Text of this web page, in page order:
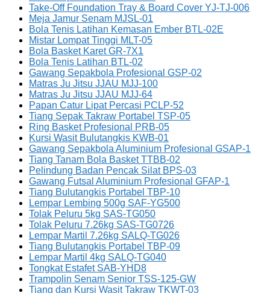
Take-Off Foundation Tray & Board Cover YJ-TJ-006
Meja Jamur Senam MJSL-01
Bola Tenis Latihan Kemasan Ember BTL-02E
Mistar Lompat Tinggi MLT-05
Bola Basket Karet GR-7X1
Bola Tenis Latihan BTL-02
Gawang Sepakbola Profesional GSP-02
Matras Ju Jitsu JJAU MJJ-100
Matras Ju Jitsu JJAU MJJ-64
Papan Catur Lipat Percasi PCLP-52
Tiang Sepak Takraw Portabel TSP-05
Ring Basket Profesional PRB-05
Kursi Wasit Bulutangkis KWB-01
Gawang Sepakbola Aluminium Profesional GSAP-1
Tiang Tanam Bola Basket TTBB-02
Pelindung Badan Pencak Silat BPS-03
Gawang Futsal Aluminium Profesional GFAP-1
Tiang Bulutangkis Portabel TBP-10
Lempar Lembing 500g SAF-YG500
Tolak Peluru 5kg SAS-TG050
Tolak Peluru 7.26kg SAS-TG0726
Lempar Martil 7.26kg SALQ-TG026
Tiang Bulutangkis Portabel TBP-09
Lempar Martil 4kg SALQ-TG040
Tongkat Estafet SAB-YHD8
Trampolin Senam Senior TSS-125-GW
Tiang dan Kursi Wasit Takraw TKWT-03